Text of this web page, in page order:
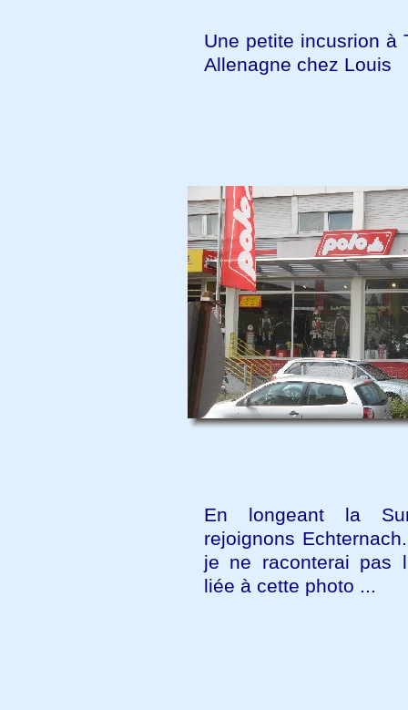
Une petite incusrion à
Allenagne chez Louis
En longeant la
rejoignons
je ne raconterai pas
liée à cette photo ...